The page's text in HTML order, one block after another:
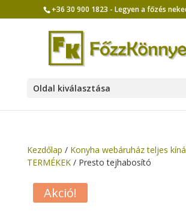
+36 30 900 1823 - Legyen a főzés
Oldal kiválasztása
Kezdőlap / Konyha webáruház teljes
TERMÉKEK/ Presto tejhabosító
Akció!